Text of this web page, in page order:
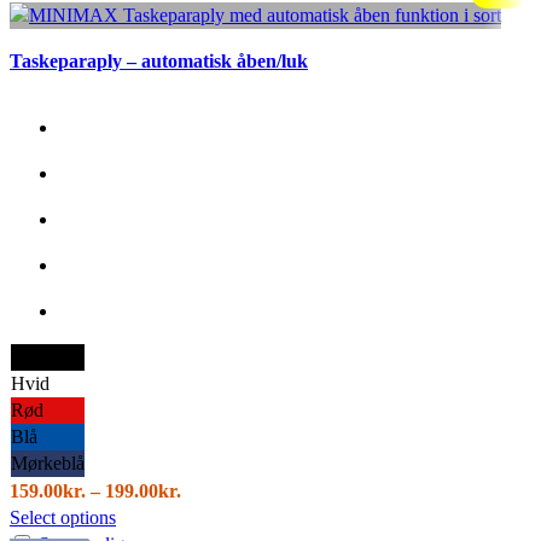
flere
varianter.
Mulighederne
Taskeparaply – automatisk åben/luk
Hvid
Rød
Blå
Mørkeblå
159.00kr. – 199.00kr.
Select optionsDette